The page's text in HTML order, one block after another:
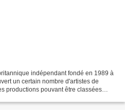
indépendant fondé en 1989 à
un certain nombre d'artistes de
productions pouvant être classées